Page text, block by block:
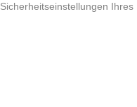
Sicherheitseinstellungen Ihres